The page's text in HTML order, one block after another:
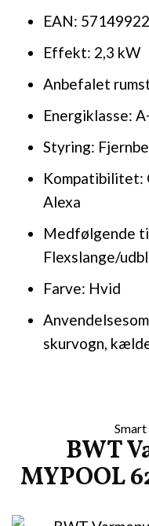
EAN:
Effekt: 2,3 kW
Anbefalet
Energiklasse:
Styring:
Kompatibilitet:
Alexa
Medfølgende
Flexslange/
Farve: Hvid
skurvogn,
BWT
MYPOOL